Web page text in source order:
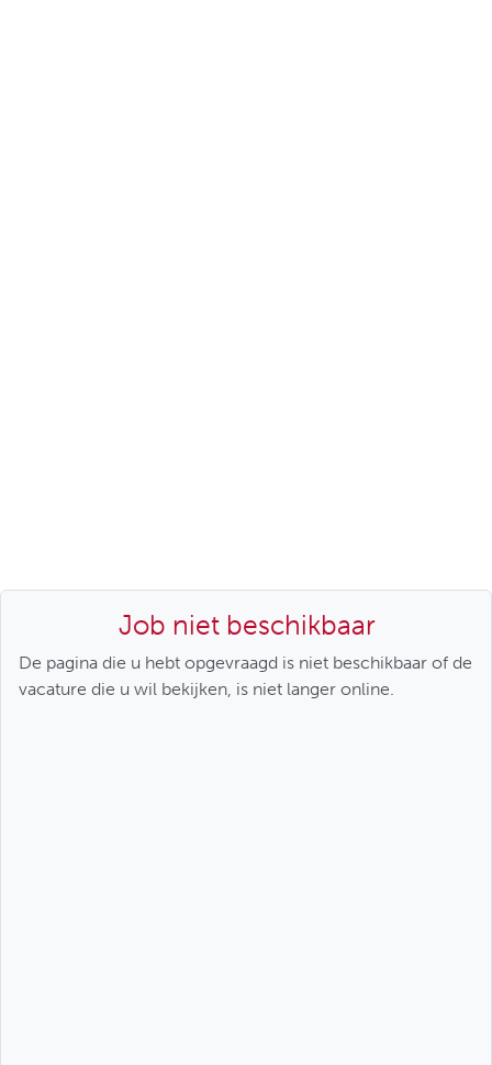
Job niet beschikbaar
De pagina die u hebt opgevraagd is niet beschikbaar of de
vacature die u wil bekijken, is niet langer online.